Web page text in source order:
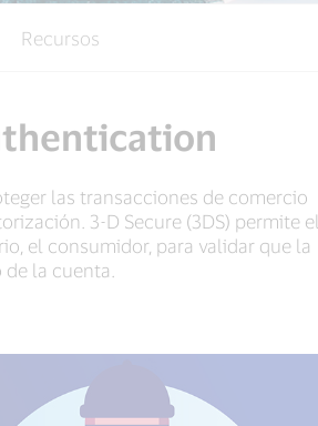
Recursos
las transacciones de comercio
3-D Secure (3DS) permite el
el consumidor, para validar que la
la cuenta.